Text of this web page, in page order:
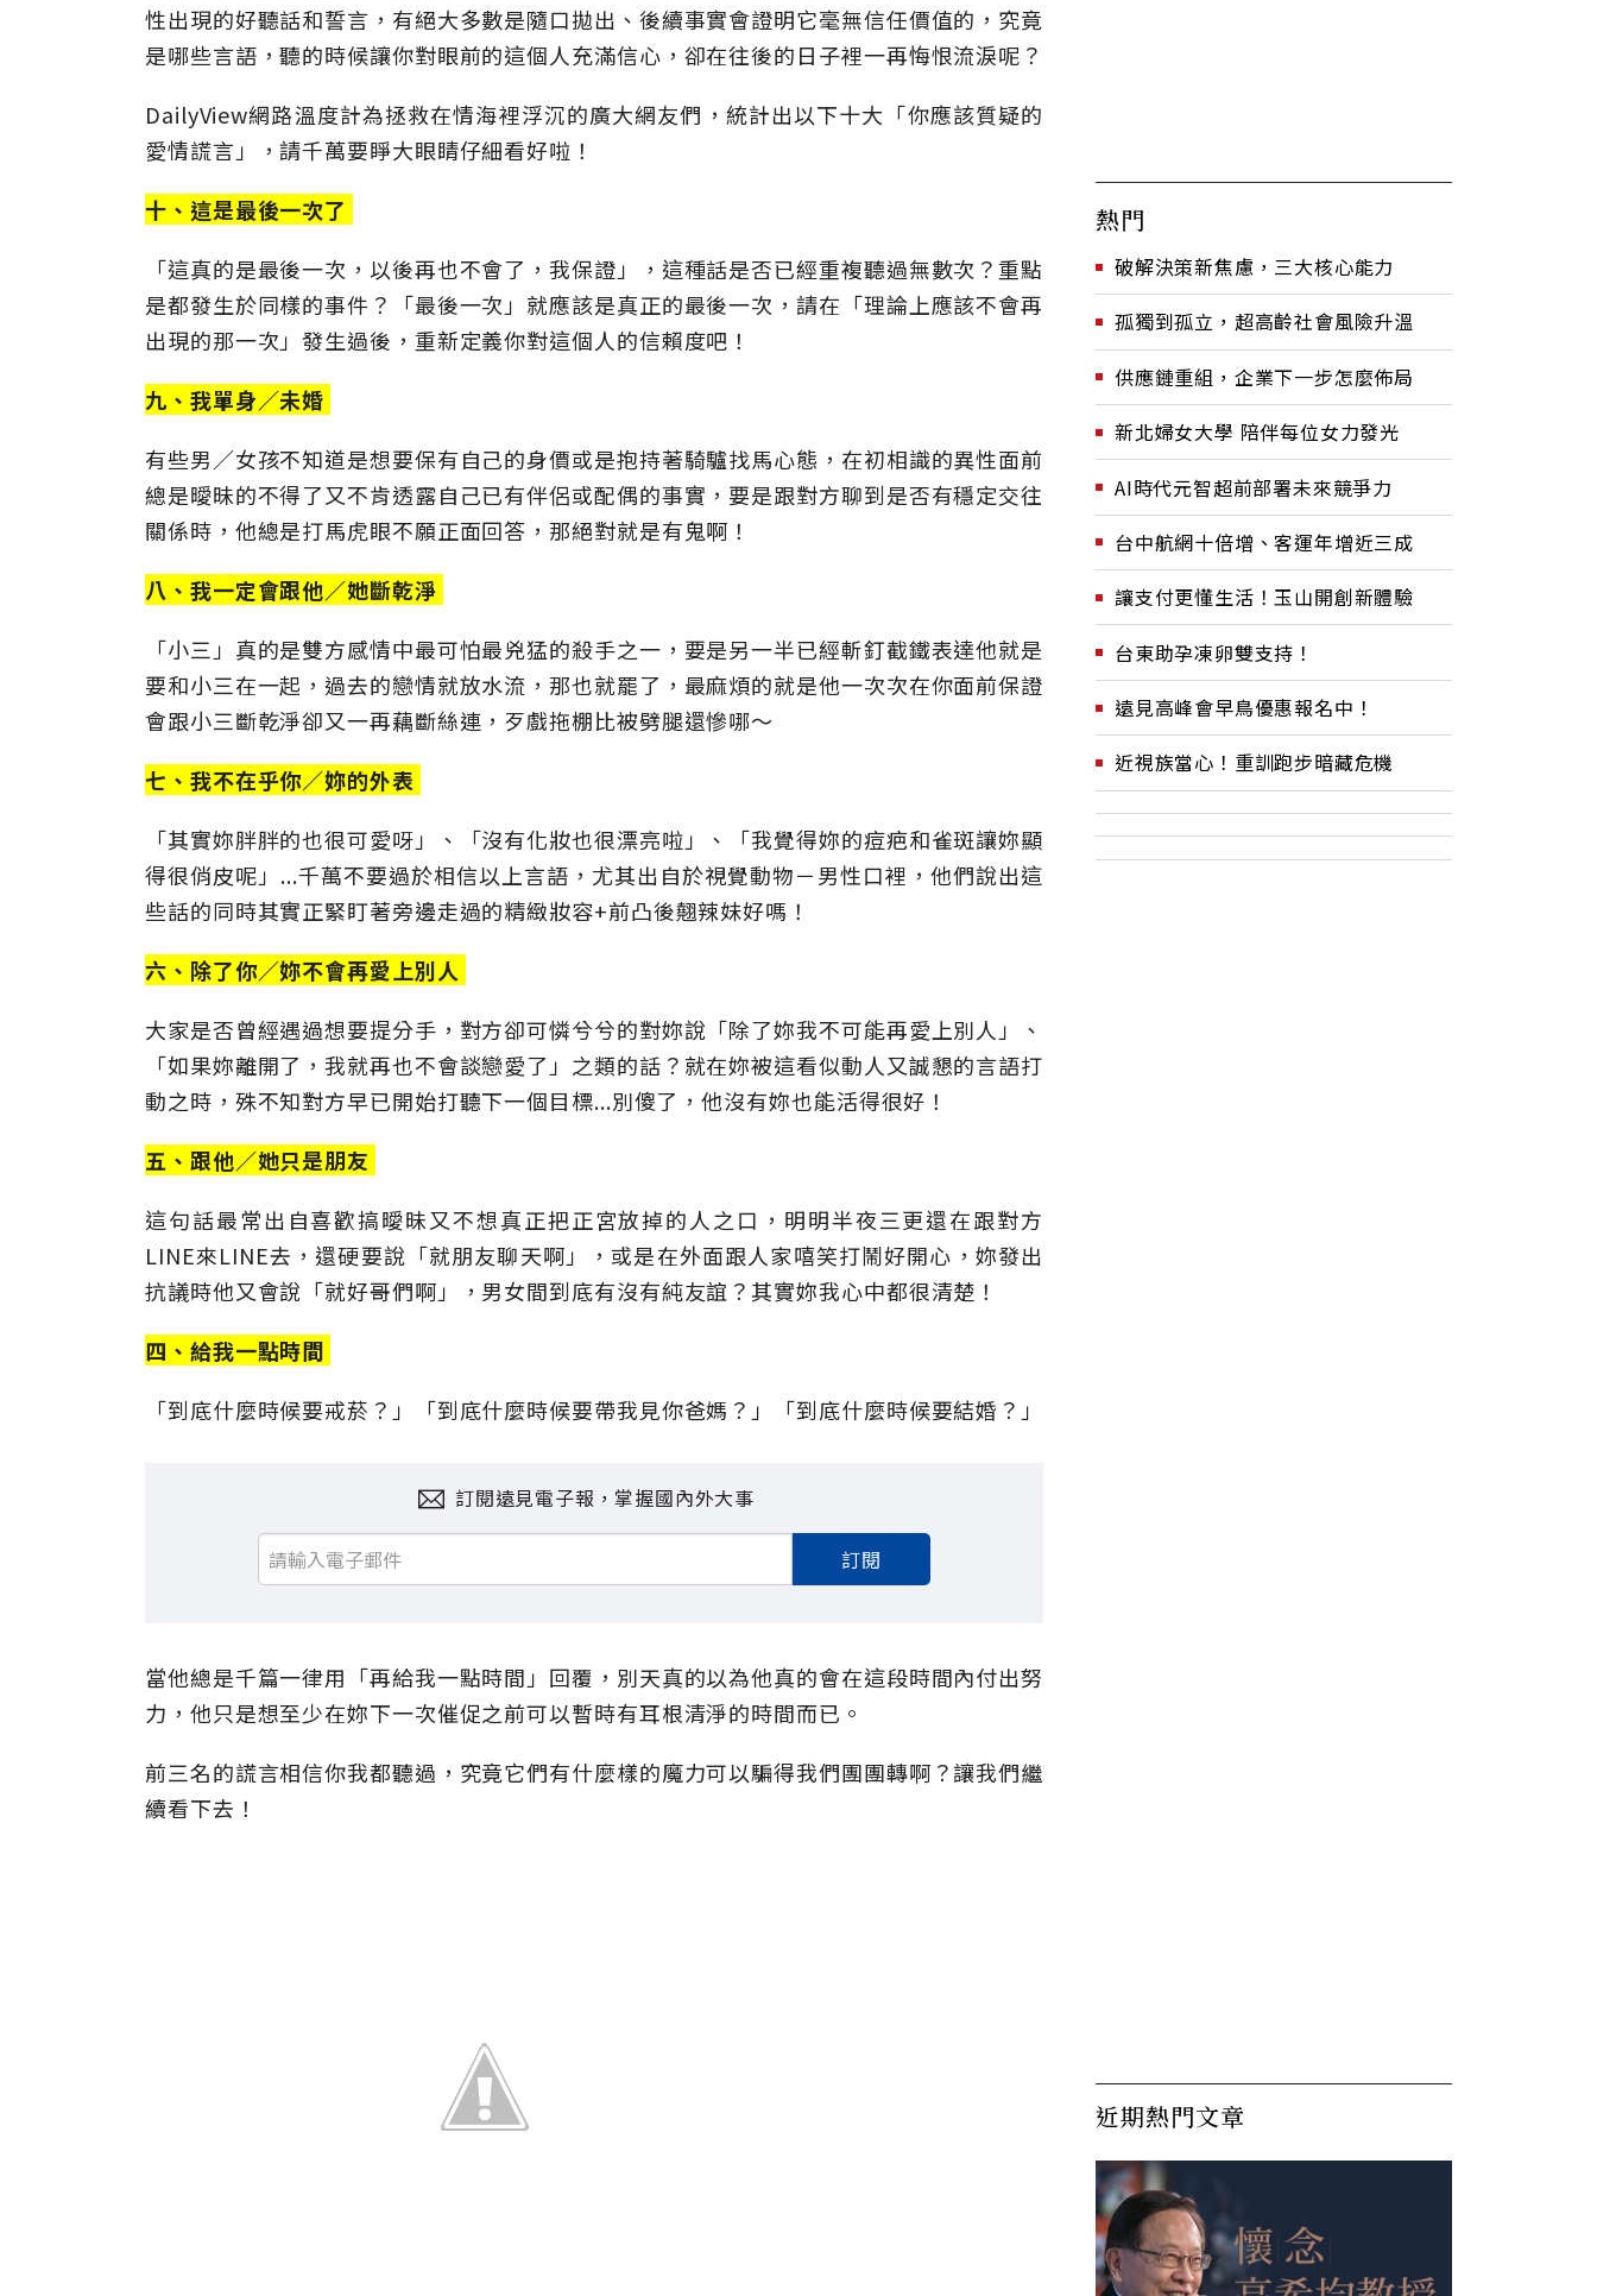
性出現的好聽話和誓言，有絕大多數是隨口拋出、後續事實會證明它毫無信任價值的，究竟
是哪些言語，聽的時候讓你對眼前的這個人充滿信心，卻在往後的日子裡一再悔恨流淚呢？
DailyView網路溫度計為拯救在情海裡浮沉的廣大網友們，統計出以下十大「你應該質疑的
愛情謊言」，請千萬要睜大眼睛仔細看好啦！
十、這是最後一次了
「這真的是最後一次，以後再也不會了，我保證」，這種話是否已經重複聽過無數次？重點
是都發生於同樣的事件？「最後一次」就應該是真正的最後一次，請在「理論上應該不會再
出現的那一次」發生過後，重新定義你對這個人的信賴度吧！
九、我單身／未婚
有些男／女孩不知道是想要保有自己的身價或是抱持著騎驢找馬心態，在初相識的異性面前
總是曖昧的不得了又不肯透露自己已有伴侶或配偶的事實，要是跟對方聊到是否有穩定交往
關係時，他總是打馬虎眼不願正面回答，那絕對就是有鬼啊！
八、我一定會跟他／她斷乾淨
「小三」真的是雙方感情中最可怕最兇猛的殺手之一，要是另一半已經斬釘截鐵表達他就是
要和小三在一起，過去的戀情就放水流，那也就罷了，最麻煩的就是他一次次在你面前保證
會跟小三斷乾淨卻又一再藕斷絲連，歹戲拖棚比被劈腿還慘哪～
七、我不在乎你／妳的外表
「其實妳胖胖的也很可愛呀」、「沒有化妝也很漂亮啦」、「我覺得妳的痘疤和雀斑讓妳顯
得很俏皮呢」...千萬不要過於相信以上言語，尤其出自於視覺動物－男性口裡，他們說出這
些話的同時其實正緊盯著旁邊走過的精緻妝容+前凸後翹辣妹好嗎！
六、除了你／妳不會再愛上別人
大家是否曾經遇過想要提分手，對方卻可憐兮兮的對妳說「除了妳我不可能再愛上別人」、
「如果妳離開了，我就再也不會談戀愛了」之類的話？就在妳被這看似動人又誠懇的言語打
動之時，殊不知對方早已開始打聽下一個目標...別傻了，他沒有妳也能活得很好！
五、跟他／她只是朋友
這句話最常出自喜歡搞曖昧又不想真正把正宮放掉的人之口，明明半夜三更還在跟對方
LINE來LINE去，還硬要說「就朋友聊天啊」，或是在外面跟人家嘻笑打鬧好開心，妳發出
抗議時他又會說「就好哥們啊」，男女間到底有沒有純友誼？其實妳我心中都很清楚！
四、給我一點時間
「到底什麼時候要戒菸？」「到底什麼時候要帶我見你爸媽？」「到底什麼時候要結婚？」
訂閱遠見電子報，掌握國內外大事
訂閱
當他總是千篇一律用「再給我一點時間」回覆，別天真的以為他真的會在這段時間內付出努
力，他只是想至少在妳下一次催促之前可以暫時有耳根清淨的時間而已。
前三名的謊言相信你我都聽過，究竟它們有什麼樣的魔力可以騙得我們團團轉啊？讓我們繼
續看下去！
熱門
破解決策新焦慮，三大核心能力
孤獨到孤立，超高齡社會風險升溫
供應鏈重組，企業下一步怎麼佈局
新北婦女大學 陪伴每位女力發光
AI時代元智超前部署未來競爭力
台中航網十倍增、客運年增近三成
讓支付更懂生活！玉山開創新體驗
台東助孕凍卵雙支持！
遠見高峰會早鳥優惠報名中！
近視族當心！重訓跑步暗藏危機
近期熱門文章